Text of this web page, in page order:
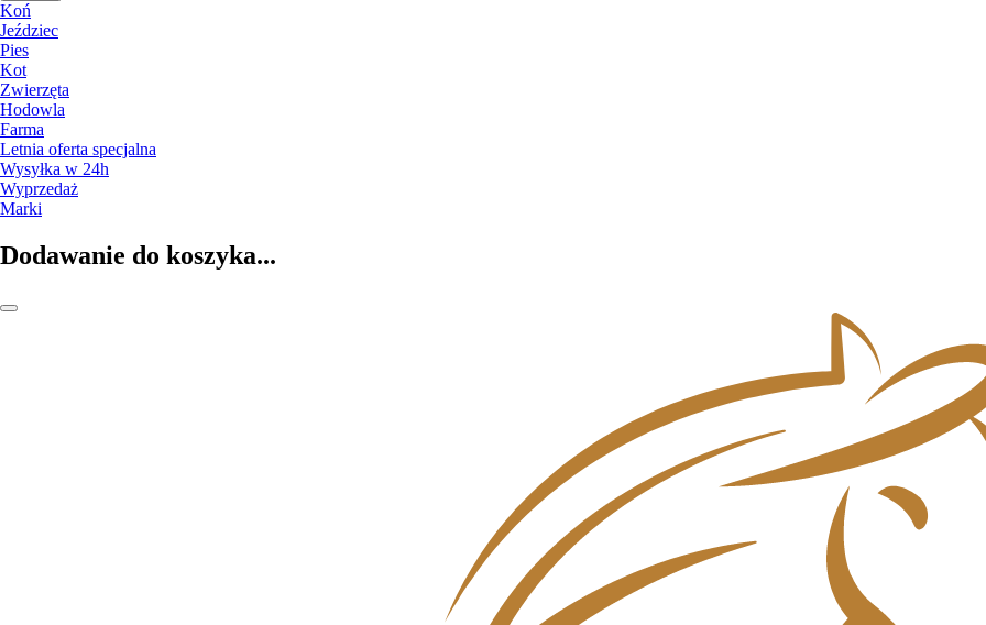
Koń
Jeździec
Pies
Kot
Zwierzęta
Hodowla
Farma
Letnia oferta specjalna
Wysyłka w 24h
Wyprzedaż
Marki
Dodawanie do koszyka...